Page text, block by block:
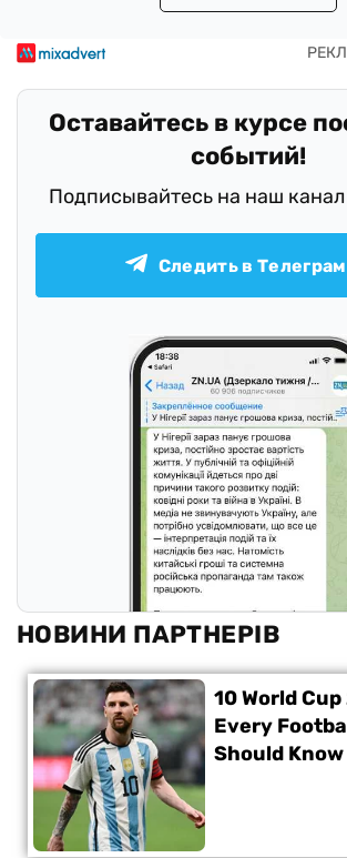
Оставайтесь в курсе
событий!
Подписывайтесь на наш канал
Следить в